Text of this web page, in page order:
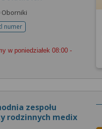
Oborniki
numer
telefonu do placowki
w poniedziałek 08:00 -
zespołu
rodzinnych medix